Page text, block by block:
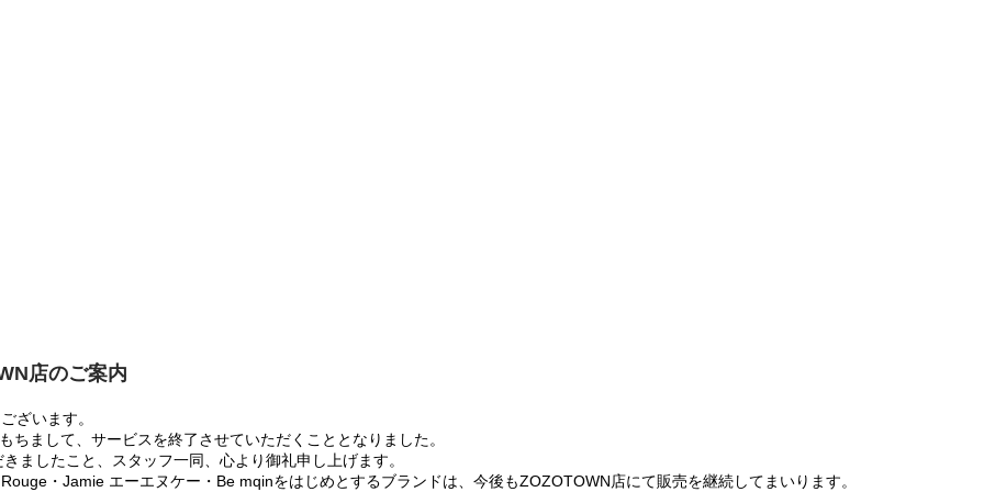
店のご案内
ざいます。
まして、サービスを終了させていただくこととなりました。
ましたこと、スタッフ一同、心より御礼申し上げます。
・Jamie エーエヌケー・Be mqinをはじめとするブランドは、今後もZOZOTOWN店にて販売を継続してまいります。